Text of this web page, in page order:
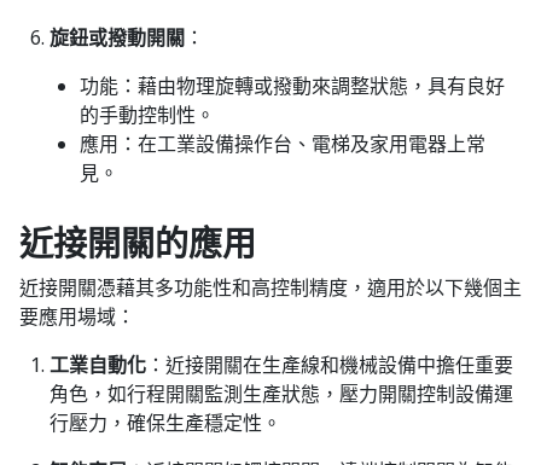
旋鈕或撥動開關 ：
功能 ：藉由物理旋轉或撥動來調整狀態，具有良好
的手動控制性。
應用 ：在工業設備操作台、電梯及家用電器上常
見。
近接開關的應用
近接開關憑藉其多功能性和高控制精度，適用於以下幾個主
要應用場域：
工業自動化 ：近接開關在生產線和機械設備中擔任重要
角色，如行程開關監測生產狀態，壓力開關控制設備運
行壓力，確保生產穩定性。